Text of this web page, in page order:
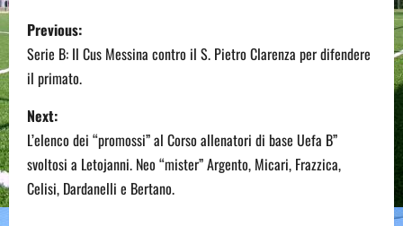
P
o
s
t
n
Previous:
Serie B: Il Cus Messina contro il S. Pietro Clarenza per difendere
il primato.
Next:
L’elenco dei “promossi” al Corso allenatori di base Uefa B”
svoltosi a Letojanni. Neo “mister” Argento, Micari, Frazzica,
Celisi, Dardanelli e Bertano.